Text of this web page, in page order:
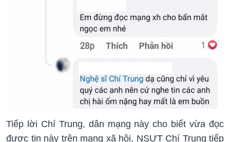
Tiếp lời Chí Trung, dân mạng này cho biết vừa đọc
được tin này trên mạng xã hội, NSƯT Chí Trung tiếp